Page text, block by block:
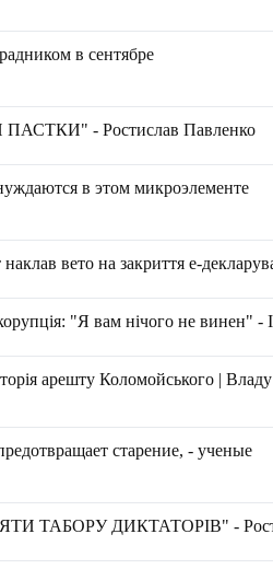
в сентябре
- Ростислав Павленко
в этом микроэлементе
вето на закриття е-
"Я вам нічого не винен" -
арешту Коломойського |
старение, - ученые
ТАБОРУ ДИКТАТОРІВ" -